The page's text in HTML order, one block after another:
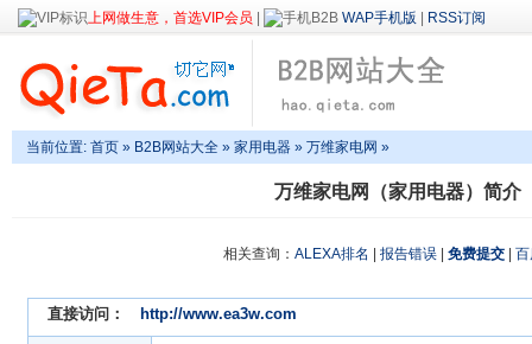
上网做生意，首选VIP会员 WAP手机版 RSS订阅
当前位置: 首页 » B2B网站大全 » 家用电器 » 万维家电网 »
万维家电网（家用电器）简介
相关查询： ALEXA排名 报告错误 免费提交
直接访问： http://www.ea3w.com